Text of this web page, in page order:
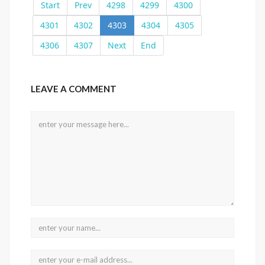
Start Prev 4298 4299
4300
4301
4302 4303 4304
4305
4306
4307 Next End
LEAVE A COMMENT